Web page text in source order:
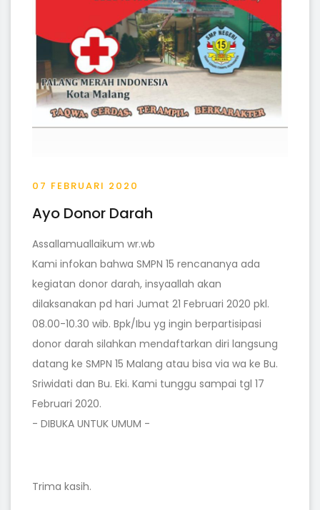
07 FEBRUARI 2020
Ayo Donor Darah
Assallamuallaikum wr.wb
Kami infokan bahwa SMPN 15 rencananya ada
kegiatan donor darah, insyaallah akan
dilaksanakan pd hari Jumat 21 Februari 2020 pkl.
08.00-10.30 wib. Bpk/Ibu yg ingin berpartisipasi
donor darah silahkan mendaftarkan diri langsung
datang ke SMPN 15 Malang atau bisa via wa ke Bu.
Sriwidati dan Bu. Eki. Kami tunggu sampai tgl 17
Februari 2020.
- DIBUKA UNTUK UMUM -
Trima kasih.